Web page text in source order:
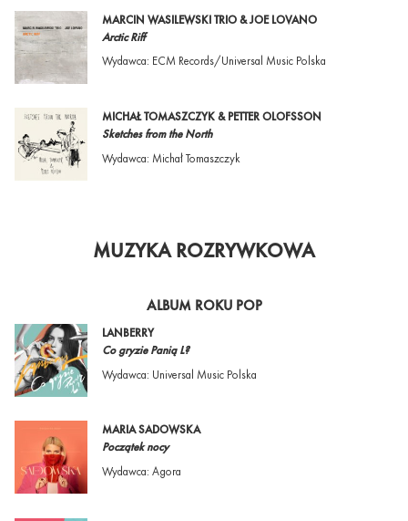
MARCIN WASILEWSKI TRIO & JOE LOVANO
Arctic Riff
Wydawca: ECM Records/Universal Music Polska
MICHAŁ TOMASZCZYK & PETTER OLOFSSON
Sketches from the North
Wydawca: Michał Tomaszczyk
MUZYKA ROZRYWKOWA
ALBUM ROKU POP
LANBERRY
Co gryzie Panią L?
Wydawca: Universal Music Polska
MARIA SADOWSKA
Początek nocy
Wydawca: Agora